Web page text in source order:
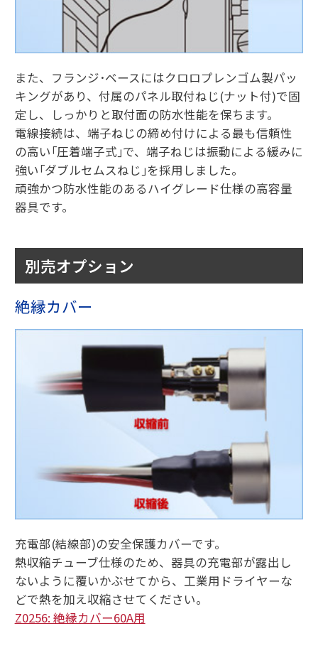
また、フランジ･ベースにはクロロプレンゴム製パッ
キングがあり、付属のパネル取付ねじ(ナット付)で固
定し、しっかりと取付面の防水性能を保ちます。
電線接続は、端子ねじの締め付けによる最も信頼性
の高い｢圧着端子式｣で、端子ねじは振動による緩みに
強い｢ダブルセムスねじ｣を採用しました。
頑強かつ防水性能のあるハイグレード仕様の高容量
器具です。
別売オプション
絶縁カバー
充電部(結線部)の安全保護カバーです。
熱収縮チューブ仕様のため、器具の充電部が露出し
ないように覆いかぶせてから、工業用ドライヤーな
どで熱を加え収縮させてください。
Z0256: 絶縁カバー60A用